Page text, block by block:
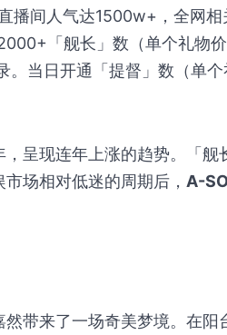
播间人气达1500w+，全网相
「舰长」数（单个礼物
。当日开通「提督」数（单
呈现连年上涨的趋势。「舰
场相对低迷的周期后， A-
带来了一场奇美梦境。在阳